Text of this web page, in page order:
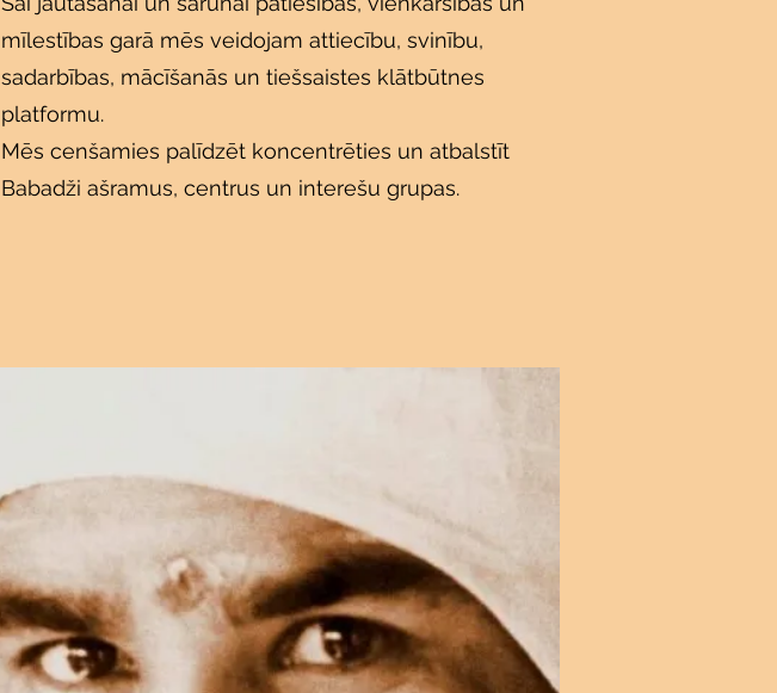
mīlestības garā mēs veidojam attiecību, svinību,
sadarbības, mācīšanās un tiešsaistes klātbūtnes
platformu.
Mēs cenšamies palīdzēt koncentrēties un atbalstīt
Babadži ašramus, centrus un interešu grupas.